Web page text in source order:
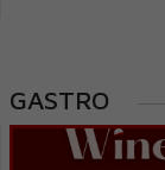
GASTRO